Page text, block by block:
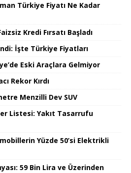
Türkiye Fiyatı Ne Kadar
Kredi Fırsatı Başladı
İşte Türkiye Fiyatları
Eski Araçlara Gelmiyor
Rekor Kırdı
Menzilli Dev SUV
Listesi: Yakıt Tasarrufu
Yüzde 50’si Elektrikli
59 Bin Lira ve Üzerinden